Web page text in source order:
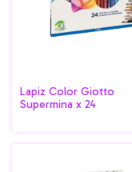
Lapiz Color Giotto
Supermina x 24